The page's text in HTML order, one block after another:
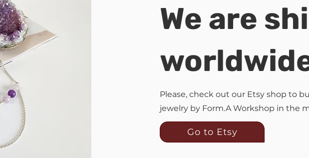
We are
Please, check out our Etsy shop to
jewelry by Form.A Workshop in the
Go to Etsy